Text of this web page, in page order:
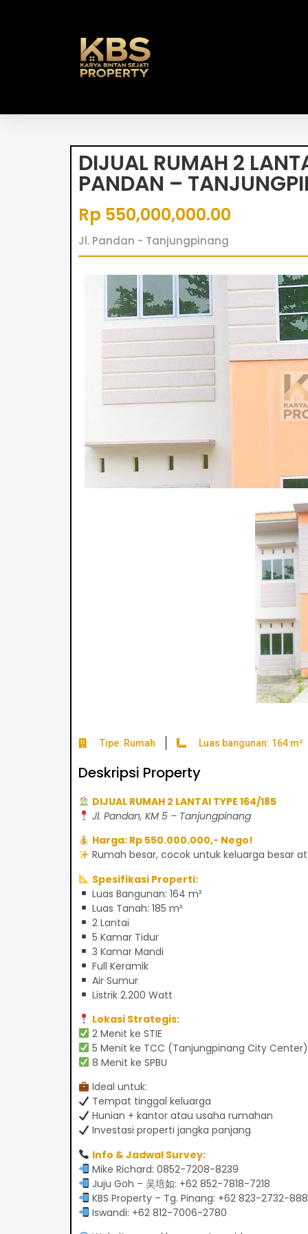
DIJUAL RUMAH 2
PANDAN –
Rp 550,000,000.00
Jl. Pandan - Tanjungpinang
Tipe: Rumah Luas bangunan: 164 m²
Deskripsi Property
DIJUAL RUMAH 2 LANTAI TYPE 164/185
Jl. Pandan, KM 5 – Tanjungpinang
Harga: Rp 550.000.000,- Nego!
Rumah besar, cocok untuk keluarga besar
Spesifikasi Properti:
Luas Bangunan: 164 m²
Luas Tanah: 185 m²
2 Lantai
5 Kamar Tidur
3 Kamar Mandi
Full Keramik
Air Sumur
Listrik 2.200 Watt
Lokasi Strategis:
2 Menit ke STIE
5 Menit ke TCC (Tanjungpinang City Center)
8 Menit ke SPBU
Ideal untuk:
Tempat tinggal keluarga
Hunian + kantor atau usaha rumahan
Investasi properti jangka panjang
Info & Jadwal Survey:
Mike Richard: 0852-7208-8239
Juju Goh – 吴培如: +62 852-7818-7218
KBS Property – Tg. Pinang: +62 823-2732-
Iswandi: +62 812-7006-2780